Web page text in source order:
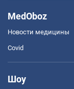
MedOboz
Новости медицины
Covid
Шоу